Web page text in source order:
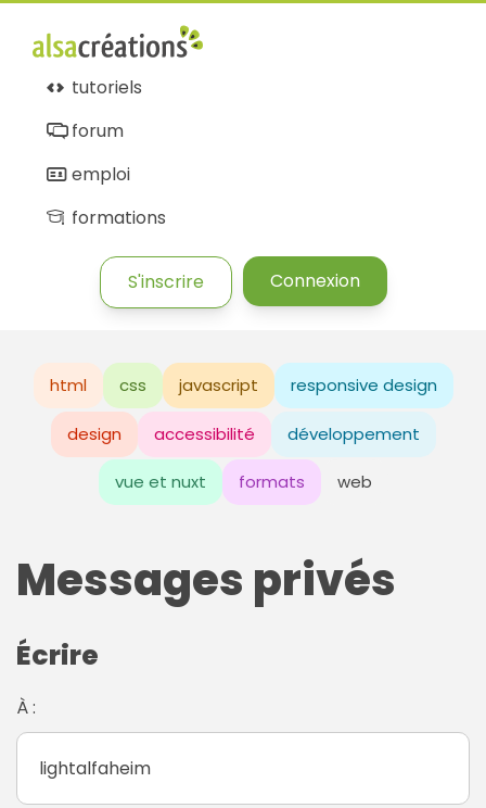
tutoriels
forum
emploi
formations
S'inscrire Connexion
html css javascript responsive design
design accessibilité développement
vue et nuxt formats web
Messages privés
Écrire
À :